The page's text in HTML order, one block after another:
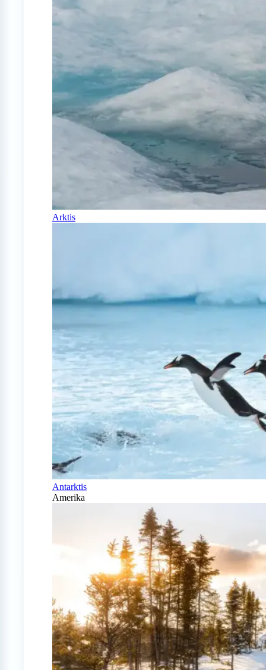
Arktis
Antarktis
Amerika